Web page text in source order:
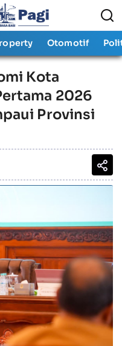
Otomotif
Kota
2026
Provinsi